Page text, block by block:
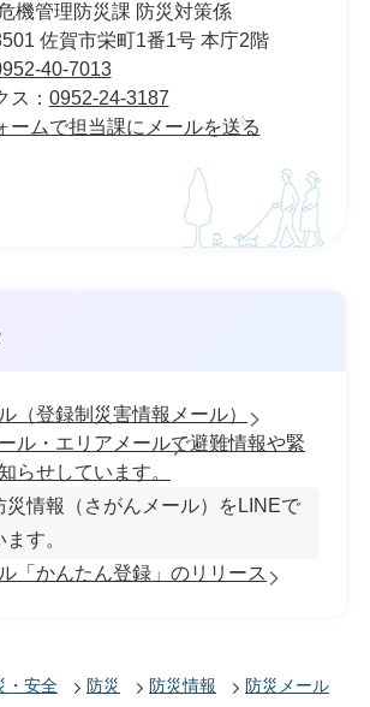
機管理防災課 防災対策係
佐賀市栄町1番1号 本庁2階
40-7013
ス： 0952-24-3187
ームで担当課にメールを送る
（登録制災害情報メール）
ル・エリアメールで避難情報や緊
らせしています。
災情報（さがんメール）をLINEで
す。
「かんたん登録」のリリース
・安全 防災 防災情報
防災メール